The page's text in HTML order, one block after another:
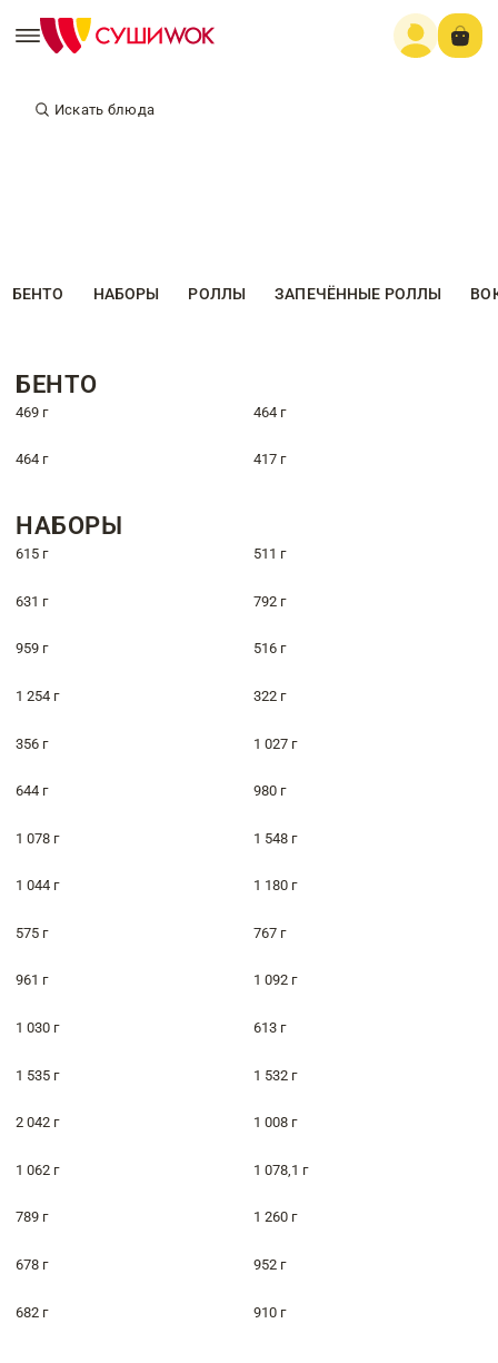
Искать блюда
БЕНТО НАБОРЫ РОЛЛЫ ЗАПЕЧЁННЫЕ РОЛЛЫ
БЕНТО
469 г 464 г
464 г 417 г
НАБОРЫ
615 г 511 г
631 г 792 г
959 г 516 г
1 254 г 322 г
356 г 1 027 г
644 г 980 г
1 078 г 1 548 г
1 044 г 1 180 г
575 г 767 г
961 г 1 092 г
1 030 г 613 г
1 535 г 1 532 г
2 042 г 1 008 г
1 062 г 1 078,1 г
789 г 1 260 г
678 г 952 г
682 г 910 г